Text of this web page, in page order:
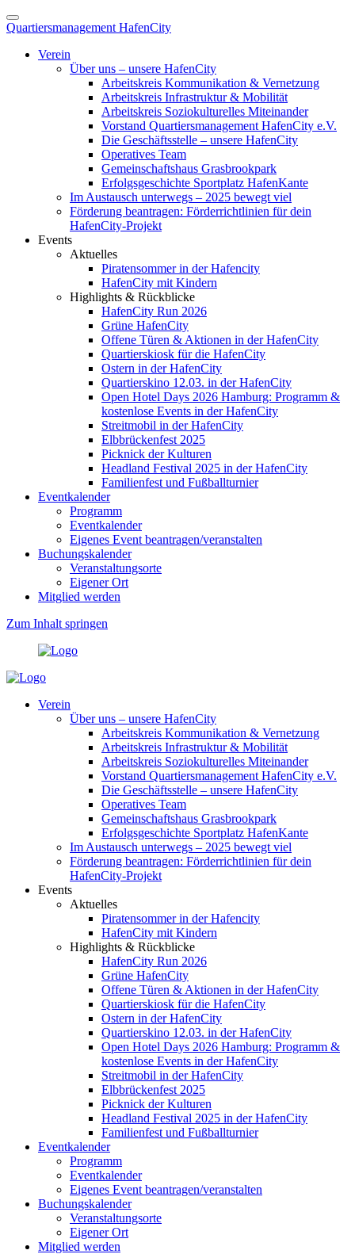
Quartiersmanagement HafenCity
Verein
Über uns – unsere HafenCity
Arbeitskreis Kommunikation & Vernetzung
Arbeitskreis Infrastruktur & Mobilität
Arbeitskreis Soziokulturelles Miteinander
Vorstand Quartiersmanagement HafenCity e.V.
Die Geschäftsstelle – unsere HafenCity
Operatives Team
Gemeinschaftshaus Grasbrookpark
Erfolgsgeschichte Sportplatz HafenKante
Im Austausch unterwegs – 2025 bewegt viel
Förderung beantragen: Förderrichtlinien für dein
HafenCity-Projekt
Events
Aktuelles
Piratensommer in der Hafencity
HafenCity mit Kindern
Highlights & Rückblicke
HafenCity Run 2026
Grüne HafenCity
Offene Türen & Aktionen in der HafenCity
Quartierskiosk für die HafenCity
Ostern in der HafenCity
Quartierskino 12.03. in der HafenCity
Open Hotel Days 2026 Hamburg: Programm &
kostenlose Events in der HafenCity
Streitmobil in der HafenCity
Elbbrückenfest 2025
Picknick der Kulturen
Headland Festival 2025 in der HafenCity
Familienfest und Fußballturnier
Eventkalender
Programm
Eventkalender
Eigenes Event beantragen/veranstalten
Buchungskalender
Veranstaltungsorte
Eigener Ort
Mitglied werden
Zum Inhalt springen
Verein
Über uns – unsere HafenCity
Arbeitskreis Kommunikation & Vernetzung
Arbeitskreis Infrastruktur & Mobilität
Arbeitskreis Soziokulturelles Miteinander
Vorstand Quartiersmanagement HafenCity e.V.
Die Geschäftsstelle – unsere HafenCity
Operatives Team
Gemeinschaftshaus Grasbrookpark
Erfolgsgeschichte Sportplatz HafenKante
Im Austausch unterwegs – 2025 bewegt viel
Förderung beantragen: Förderrichtlinien für dein
HafenCity-Projekt
Events
Aktuelles
Piratensommer in der Hafencity
HafenCity mit Kindern
Highlights & Rückblicke
HafenCity Run 2026
Grüne HafenCity
Offene Türen & Aktionen in der HafenCity
Quartierskiosk für die HafenCity
Ostern in der HafenCity
Quartierskino 12.03. in der HafenCity
Open Hotel Days 2026 Hamburg: Programm &
kostenlose Events in der HafenCity
Streitmobil in der HafenCity
Elbbrückenfest 2025
Picknick der Kulturen
Headland Festival 2025 in der HafenCity
Familienfest und Fußballturnier
Eventkalender
Programm
Eventkalender
Eigenes Event beantragen/veranstalten
Buchungskalender
Veranstaltungsorte
Eigener Ort
Mitglied werden